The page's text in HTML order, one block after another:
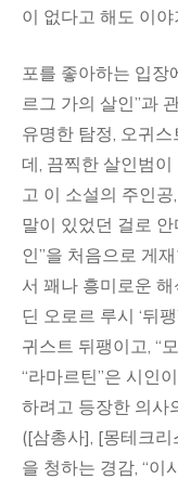
이 없다고 해도 이
포를 좋아하는 입장
르그 가의 살인”과
유명한 탐정, 오귀
데, 끔찍한 살인범
고 이 소설의 주인
말이 있었던 걸로
인”을 처음으로 게
서 꽤나 흥미로운
딘 오로르 루시 ‘뒤
귀스트 뒤팽이고, “
“라마르틴”은 시인
하려고 등장한 의사
([삼총사], [몽테크
을 청하는 경감, “이